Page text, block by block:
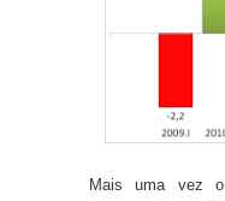
Mais uma vez o